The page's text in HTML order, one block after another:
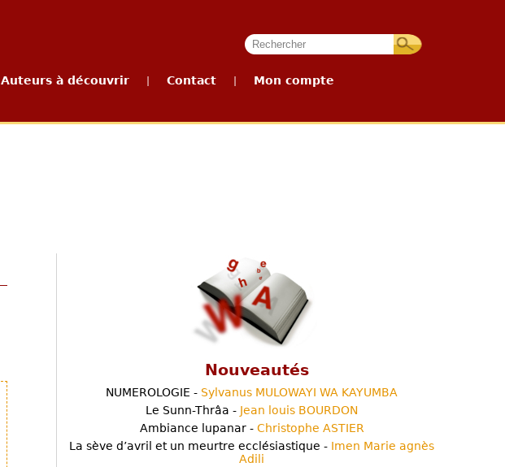
Auteurs à découvrir Contact Mon compte
Nouveautés
NUMEROLOGIE - Sylvanus MULOWAYI WA KAYUMBA
Le Sunn-Thrâa - Jean louis BOURDON
Ambiance lupanar - Christophe ASTIER
La sève d’avril et un meurtre ecclésiastique - Imen Marie agnès
Adili